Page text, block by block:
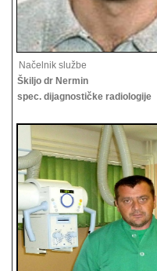
Načelnik službe
Škiljo dr Nermin
spec. dijagnostičke radiologije